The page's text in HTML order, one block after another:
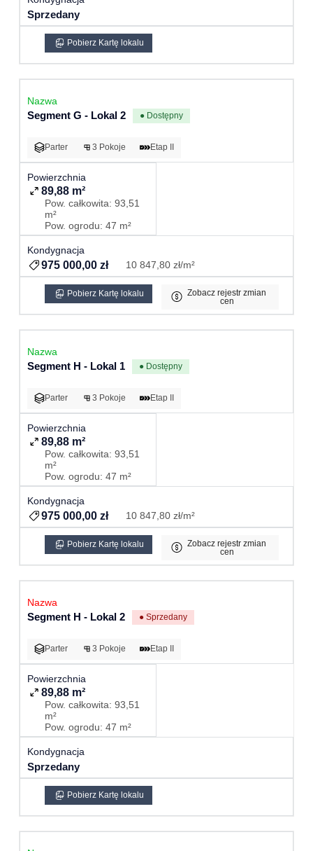
Sprzedany
Pobierz Kartę lokalu
Segment G - Lokal 2 ● Dostępny
Parter 3 Pokoje Etap II
89,88 m²
Pow. całkowita: 93,51
m²
Pow. ogrodu: 47 m²
975 000,00 zł 10 847,80 zł/m²
Pobierz Kartę lokalu
Zobacz rejestr zmian
cen
Segment H - Lokal 1 ● Dostępny
Parter 3 Pokoje Etap II
89,88 m²
Pow. całkowita: 93,51
m²
Pow. ogrodu: 47 m²
975 000,00 zł 10 847,80 zł/m²
Pobierz Kartę lokalu
Zobacz rejestr zmian
cen
Segment H - Lokal 2 ● Sprzedany
Parter 3 Pokoje Etap II
89,88 m²
Pow. całkowita: 93,51
m²
Pow. ogrodu: 47 m²
Sprzedany
Pobierz Kartę lokalu